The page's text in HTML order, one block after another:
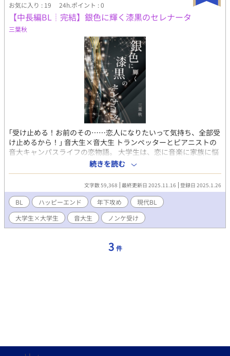
お気に入り : 19 24h.ポイント : 0
【中長編BL┊︎完結】銀色に輝く漆黒のセレナータ
三葉秋
｢受け止める！お前のその……恋人になりたいって気持ち、全部受
け止めるから！｣ 音大生×音大生 トランペッターとピアニストの
音大キャンパスライフの恋物語。 大学生は、恋に音楽に家族に悩
むことはたくさん！ 演奏者と伴奏者だったはずなのに、いつの間
にか離れ難い存在になっていく2人の関係はいかに……ーーー。
※本編完結 2025/10/13誤字修正を行いました
続きを読む
文字数 59,368 最終更新日 2025.11.16 登録日 2025.1.26
BL ハッピーエンド 年下攻め
現代BL
大学生×大学生
音大生 ノンケ受け
3 件